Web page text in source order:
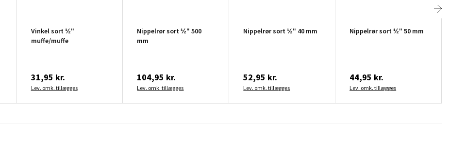
Vinkel sort ½"
muffe/muffe
31,95 kr.
Lev. omk. tillægges
Nippelrør sort ½" 500
mm
104,95 kr.
Lev. omk. tillægges
Nippelrør sort ½" 40 mm
52,95 kr.
Lev. omk. tillægges
Nippelrør sort ½" 50 mm
44,95 kr.
Lev. omk. tillægges